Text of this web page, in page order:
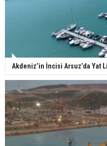
Akdeniz’in İncisi Arsuz’da Yat